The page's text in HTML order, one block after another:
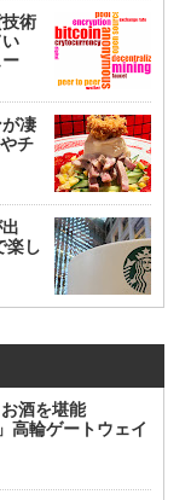
術
が凄
チ
楽し
酒を堪能
高輪ゲートウェイ